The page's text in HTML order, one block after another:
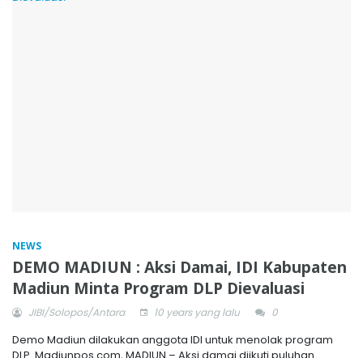
NEWS
DEMO MADIUN : Aksi Damai, IDI Kabupaten
Madiun Minta Program DLP Dievaluasi
JIBI/Solopos/Antara 10 years yang lalu 0
Demo Madiun dilakukan anggota IDI untuk menolak program